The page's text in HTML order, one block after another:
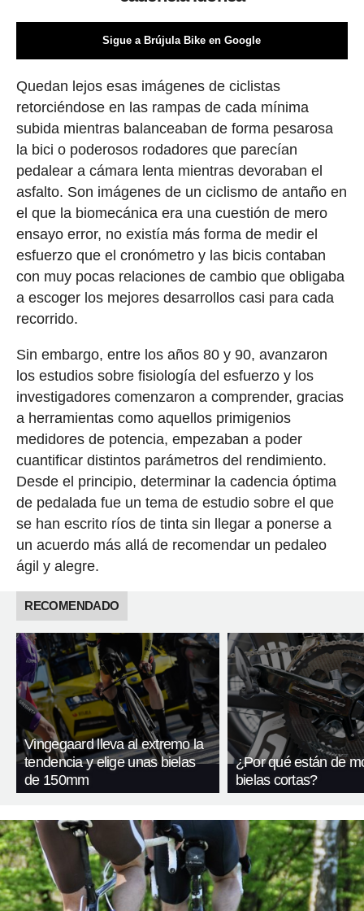
Sigue a Brújula Bike en Google
Quedan lejos esas imágenes de ciclistas
retorciéndose en las rampas de cada mínima
subida mientras balanceaban de forma pesarosa
la bici o poderosos rodadores que parecían
pedalear a cámara lenta mientras devoraban el
asfalto. Son imágenes de un ciclismo de antaño en
el que la biomecánica era una cuestión de mero
ensayo error, no existía más forma de medir el
esfuerzo que el cronómetro y las bicis contaban
con muy pocas relaciones de cambio que obligaba
a escoger los mejores desarrollos casi para cada
recorrido.
Sin embargo, entre los años 80 y 90, avanzaron
los estudios sobre fisiología del esfuerzo y los
investigadores comenzaron a comprender, gracias
a herramientas como aquellos primigenios
medidores de potencia, empezaban a poder
cuantificar distintos parámetros del rendimiento.
Desde el principio, determinar la cadencia óptima
de pedalada fue un tema de estudio sobre el que
se han escrito ríos de tinta sin llegar a ponerse a
un acuerdo más allá de recomendar un pedaleo
ágil y alegre.
RECOMENDADO
Vingegaard lleva al extremo la
tendencia y elige unas bielas
de 150mm
¿Por qué están de
bielas cortas?